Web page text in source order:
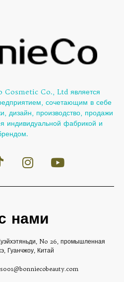
Co., Ltd является
сочетающим в себе
дизайн, производство, продажи
индивидуальной фабрикой и
нами
No 26, промышленная
Гуанчжоу, Китай